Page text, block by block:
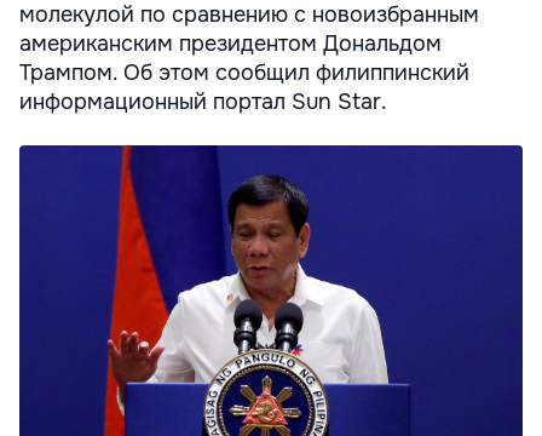
молекулой по сравнению с новоизбранным
американским президентом Дональдом
Трампом. Об этом сообщил филиппинский
информационный портал Sun Star.